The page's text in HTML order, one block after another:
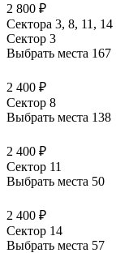
2 800 ₽
Сектора 3, 8, 11, 14
Сектор 3
Выбрать места 167
2 400 ₽
Сектор 8
Выбрать места 138
2 400 ₽
Сектор 11
Выбрать места 50
2 400 ₽
Сектор 14
Выбрать места 57